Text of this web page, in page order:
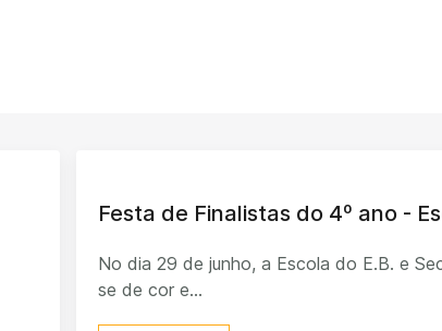
Festa de Finalistas do 4º ano -
No dia 29 de junho, a Escola do E.B. e
se de cor e...